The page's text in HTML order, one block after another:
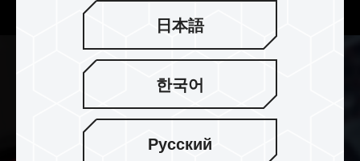
日本語
한국어
Русский